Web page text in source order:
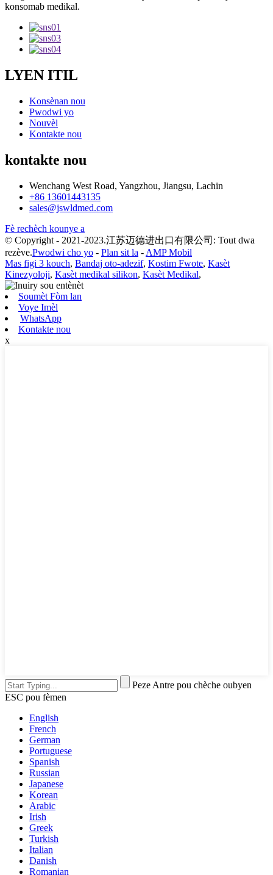
konsomab medikal.
LYEN ITIL
Konsènan nou
Pwodwi yo
Nouvèl
Kontakte nou
kontakte nou
Wenchang West Road, Yangzhou, Jiangsu, Lachin
+86 13601443135
sales@jswldmed.com
Fè rechèch kounye a
© Copyright - 2021-2023.江苏迈德进出口有限公司: Tout dwa
rezève.Pwodwi cho yo - Plan sit la - AMP Mobil
Mas figi 3 kouch, Bandaj oto-adezif, Kostim Fwote, Kasèt
Kinezyoloji, Kasèt medikal silikon, Kasèt Medikal,
Soumèt Fòm lan
Voye Imèl
WhatsApp
Kontakte nou
x
Peze Antre pou chèche oubyen
ESC pou fèmen
English
French
German
Portuguese
Spanish
Russian
Japanese
Korean
Arabic
Irish
Greek
Turkish
Italian
Danish
Romanian